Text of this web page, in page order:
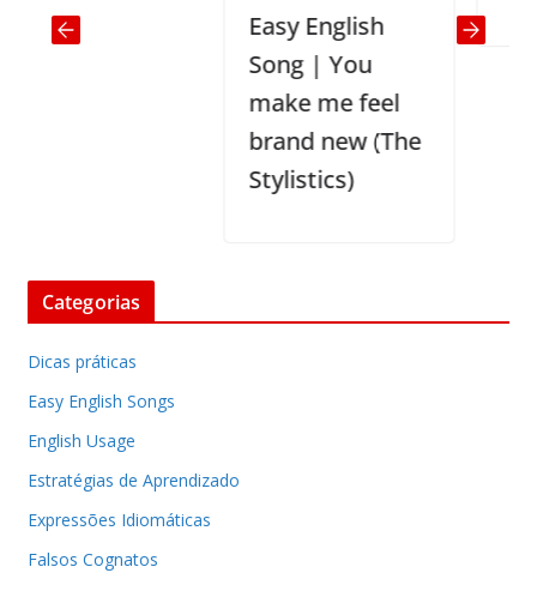
Easy English
Song | You
make me feel
brand new (The
Stylistics)
Categorias
Dicas práticas
Easy English Songs
English Usage
Estratégias de Aprendizado
Expressões Idiomáticas
Falsos Cognatos